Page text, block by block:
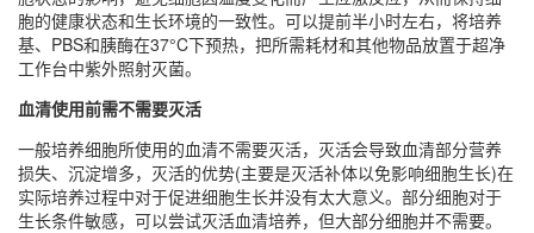
胞的健康状态和生长环境的一致性‌。可以提前半小时左右，将培养
基、PBS和胰酶在37°C下预热，把所需耗材和其他物品放置于超净
工作台中紫外照射灭菌。
血清使用前需不需要灭活
一般培养细胞所使用的血清不需要灭活，灭活会导致血清部分营养
损失、沉淀增多，灭活的优势(主要是灭活补体以免影响细胞生长)在
实际培养过程中对于促进细胞生长并没有太大意义。部分细胞对于
生长条件敏感，可以尝试灭活血清培养，但大部分细胞并不需要。